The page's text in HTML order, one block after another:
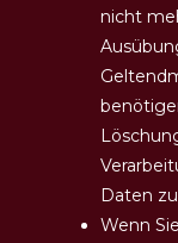
nicht
Daten
Wenn